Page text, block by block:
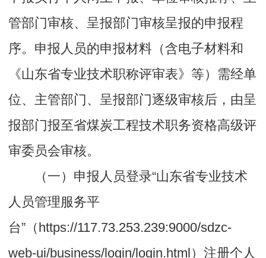
管部门审核、呈报部门审核呈报的申报程
序。申报人员的申报材料（含电子材料和
《山东省专业技术职称评审表》等）需经单
位、主管部门、呈报部门逐级审核后，由呈
报部门报至省煤炭工程技术职务资格高级评
审委员会审核。
（一）申报人员登录“山东省专业技术
人员管理服务平
台”（https://117.73.253.239:9000/sdzc-
web-ui/business/login/login.html）注册个人